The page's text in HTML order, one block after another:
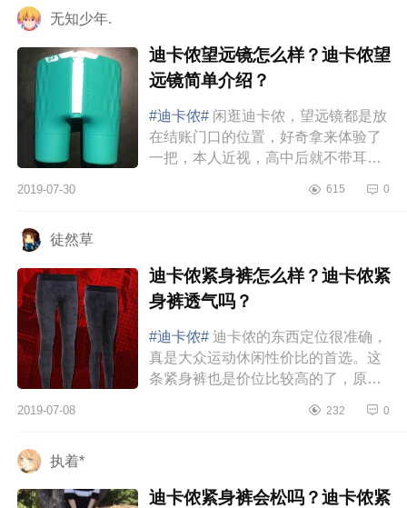
无知少年.
迪卡侬望远镜怎么样？迪卡侬望
远镜简单介绍？
#迪卡侬# 闲逛迪卡侬，望远镜都是放
在结账门口的位置，好奇拿来体验了
一把，本人近视，高中后就不带耳
在眼前的感觉，远处的妹子似乎就
2019-07-30 615 0
徒然草
迪卡侬紧身裤怎么样？迪卡侬紧
身裤透气吗？
#迪卡侬# 迪卡侬的东西定位很准确，
真是大众运动休闲性价比的首选。这
条紧身裤也是价位比较高的了，原价
哦。迪卡侬紧身裤非常透气，因为采
2019-07-08 232 0
执着*
迪卡侬紧身裤会松吗？迪卡侬紧